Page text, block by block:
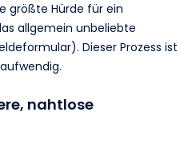
größte Hürde für ein
allgemein unbeliebte
Dieser Prozess ist
nahtlose